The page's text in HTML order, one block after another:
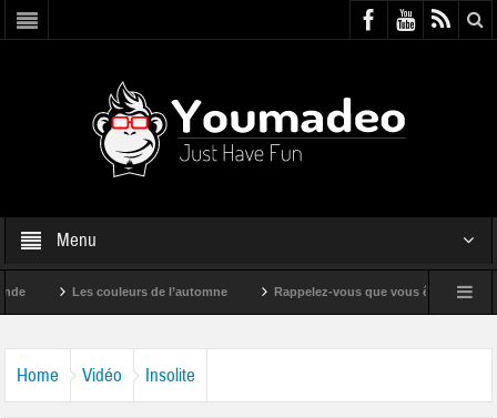
Menu
Les couleurs de l’automne Rappelez-vous que vous êtes super !
Home Vidéo Insolite